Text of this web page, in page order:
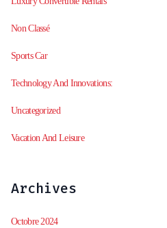
Non Classé
Sports Car
Technology And Innovations:
Uncategorized
Vacation And Leisure
Archives
Octobre 2024